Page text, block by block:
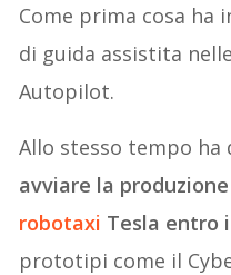
Come prima cosa ha
di guida assistita
Autopilot.
Allo stesso tempo ha
avviare la
robotaxi Tesla entro
prototipi come il